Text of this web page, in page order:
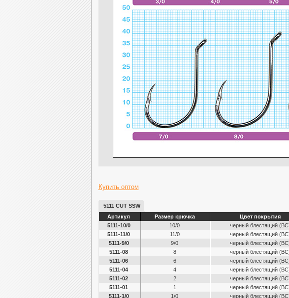
Купить оптом
5111 CUT SSW
Артикул
Размер крючка Цвет покрытия
5111-10/0
10/0 черный блестящий
5111-11/0
11/0 черный блестящий
5111-9/0
9/0 черный блестящий
5111-08
8 черный блестящий
5111-06
6 черный блестящий
5111-04
4 черный блестящий
5111-02
2 черный блестящий
5111-01
1 черный блестящий
5111-1/0
1/0 черный блестящий